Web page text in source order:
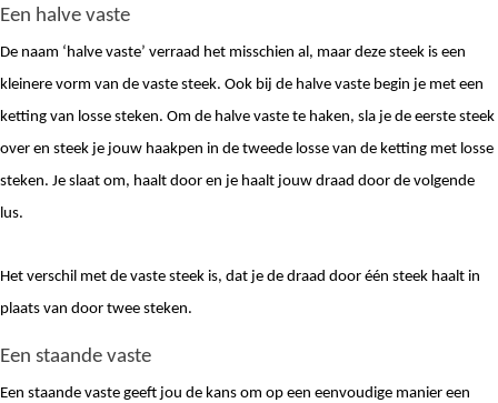
Een halve vaste
De naam ‘halve vaste’ verraad het misschien al, maar deze steek is een
kleinere vorm van de vaste steek. Ook bij de halve vaste begin je met een
ketting van losse steken. Om de halve vaste te haken, sla je de eerste steek
over en steek je jouw haakpen in de tweede losse van de ketting met losse
steken. Je slaat om, haalt door en je haalt jouw draad door de volgende
lus.
Het verschil met de vaste steek is, dat je de draad door één steek haalt in
plaats van door twee steken.
Een staande vaste
Een staande vaste geeft jou de kans om op een eenvoudige manier een